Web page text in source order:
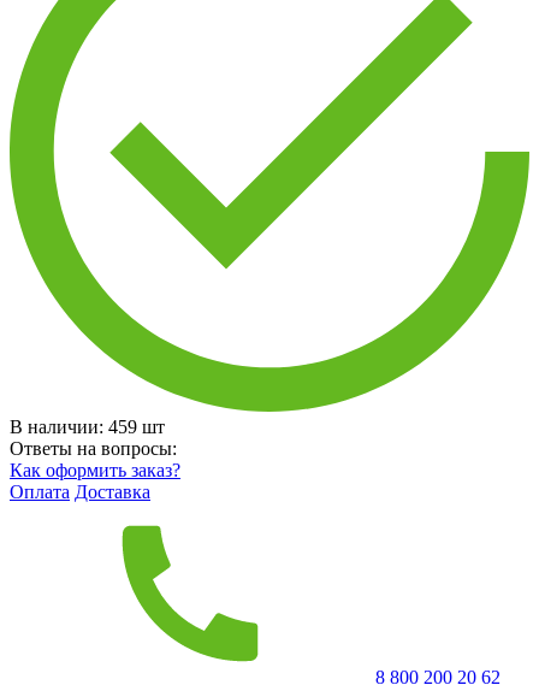
В наличии: 459 шт
Ответы на вопросы:
Как оформить заказ?
Оплата Доставка
8 800 200 20 62